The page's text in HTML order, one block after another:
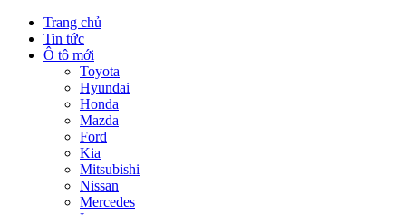
Trang chủ
Tin tức
Ô tô mới
Toyota
Hyundai
Honda
Mazda
Ford
Kia
Mitsubishi
Nissan
Mercedes